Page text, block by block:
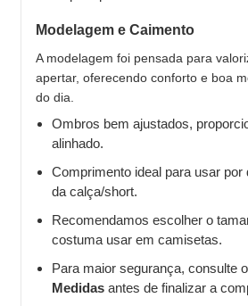
Modelagem e Caimento
A modelagem foi pensada para
apertar, oferecendo conforto e boa
do dia.
Ombros bem ajustados,
alinhado.
Comprimento ideal para usar por
da calça/short.
Recomendamos escolher o
costuma usar em camisetas.
Para maior segurança, consulte
Medidas antes de finalizar a